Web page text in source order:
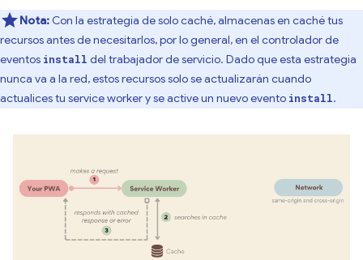
Nota: Con la estrategia de solo caché, almacenas en caché tus
recursos antes de necesitarlos, por lo general, en el controlador de
eventos install del trabajador de servicio. Dado que esta estrategia
nunca va a la red, estos recursos solo se actualizarán cuando
actualices tu service worker y se active un nuevo evento install.